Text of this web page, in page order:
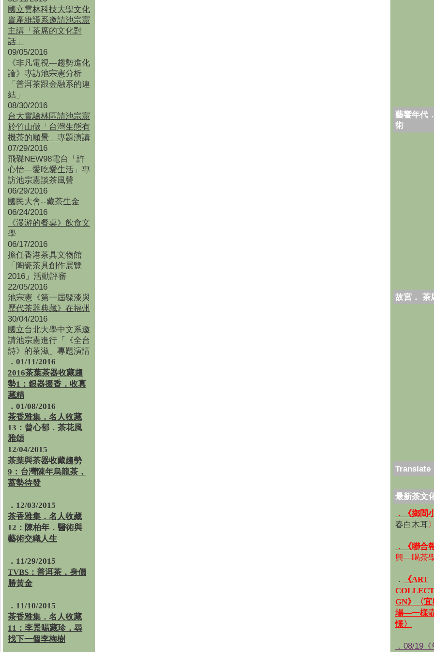
國立雲林科技大學文化
資產維護系邀請池宗憲
主講「茶席的文化對
話」
09/05/2016
《非凡電視—趨勢進化
論》專訪池宗憲分析
「普洱茶跟金融系的連
結」
08/30/2016
台大實驗林區請池宗憲
於竹山做「台灣生態有
機茶的願景」專題演講
07/29/2016
飛碟NEW98電台「許
心怡—愛吃愛生活」專
訪池宗憲談茶風聲
06/29/2016
國民大會--藏茶生金
06/24/2016
《漫游的餐桌》飲食文
學
06/17/2016
擔任香港茶具文物館
「陶瓷茶具創作展覽
2016」活動評審
22/05/2016
池宗憲《第一屆髹漆與
歷代茶器典藏》在福州
30/04/2016
國立台北大學中文系邀
請池宗憲進行「《全台
詩》的茶滋」專題演講
．01/11/2016
2016茶葉茶器收藏趨
勢1：銀器掇香．收真
藏精
．01/08/2016
茶香雅集 ． 名人收藏
13：曾心郁．茶花風
雅頌
12/04/2015
茶葉與茶器收藏趨勢
9：台灣陳年烏龍茶，
蓄勢待發
．12/03/2015
茶香雅集．名人收藏
12：陳柏年．醫術與
藝術交織人生
．11/29/2015
TVBS：普洱茶，身價
勝黃金
．11/10/2015
茶香雅集．名人收藏
11：李景暘藏珍，尋
找下一個李梅樹
藝饗年代
術
故宮． 茶
Translate
最新茶文
．《鄉間
春白木耳〉
．《聯合
興—喝茶
．
《ART
GN》〈
場—一樣
憬〉
．08/19